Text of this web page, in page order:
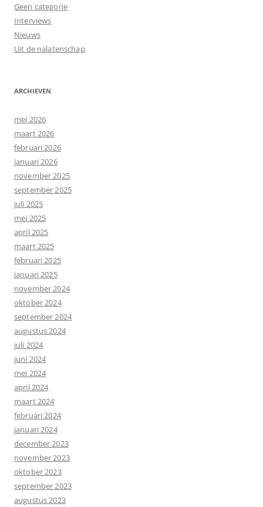
Geen categorie
Interviews
Nieuws
Uit de nalatenschap
ARCHIEVEN
mei 2026
maart 2026
februari 2026
januari 2026
november 2025
september 2025
juli 2025
mei 2025
april 2025
maart 2025
februari 2025
januari 2025
november 2024
oktober 2024
september 2024
augustus 2024
juli 2024
juni 2024
mei 2024
april 2024
maart 2024
februari 2024
januari 2024
december 2023
november 2023
oktober 2023
september 2023
augustus 2023